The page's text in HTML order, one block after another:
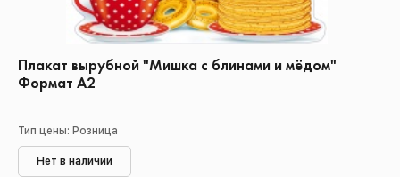
Плакат вырубной "Мишка с блинами и мёдом"
Формат А2
Тип цены: Розница
Нет в наличии